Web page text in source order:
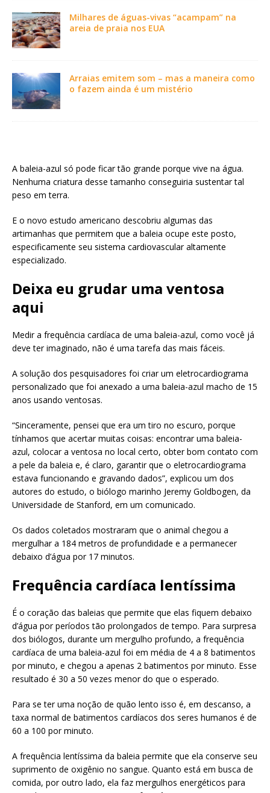
Milhares de águas-vivas “acampam” na
areia de praia nos EUA
Arraias emitem som – mas a maneira como
o fazem ainda é um mistério
A baleia-azul só pode ficar tão grande porque vive na água.
Nenhuma criatura desse tamanho conseguiria sustentar tal
peso em terra.
E o novo estudo americano descobriu algumas das
artimanhas que permitem que a baleia ocupe este posto,
especificamente seu sistema cardiovascular altamente
especializado.
Deixa eu grudar uma ventosa
aqui
Medir a frequência cardíaca de uma baleia-azul, como você já
deve ter imaginado, não é uma tarefa das mais fáceis.
A solução dos pesquisadores foi criar um eletrocardiograma
personalizado que foi anexado a uma baleia-azul macho de 15
anos usando ventosas.
“Sinceramente, pensei que era um tiro no escuro, porque
tínhamos que acertar muitas coisas: encontrar uma baleia-
azul, colocar a ventosa no local certo, obter bom contato com
a pele da baleia e, é claro, garantir que o eletrocardiograma
estava funcionando e gravando dados”, explicou um dos
autores do estudo, o biólogo marinho Jeremy Goldbogen, da
Universidade de Stanford, em um comunicado.
Os dados coletados mostraram que o animal chegou a
mergulhar a 184 metros de profundidade e a permanecer
debaixo d’água por 17 minutos.
Frequência cardíaca lentíssima
É o coração das baleias que permite que elas fiquem debaixo
d’água por períodos tão prolongados de tempo. Para surpresa
dos biólogos, durante um mergulho profundo, a frequência
cardíaca de uma baleia-azul foi em média de 4 a 8 batimentos
por minuto, e chegou a apenas 2 batimentos por minuto. Esse
resultado é 30 a 50 vezes menor do que o esperado.
Para se ter uma noção de quão lento isso é, em descanso, a
taxa normal de batimentos cardíacos dos seres humanos é de
60 a 100 por minuto.
A frequência lentíssima da baleia permite que ela conserve seu
suprimento de oxigênio no sangue. Quanto está em busca de
comida, por outro lado, ela faz mergulhos energéticos para